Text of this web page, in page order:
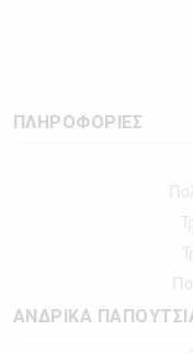
ΠΛΗΡΟΦΟΡΙΕΣ
ΑΝΔΡΙΚΑ